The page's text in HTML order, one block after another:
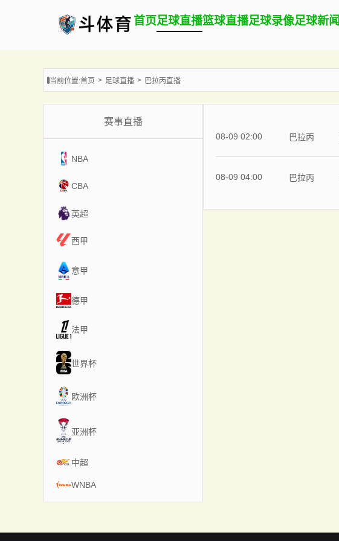
首页足球直播篮球直播足球录像足球新闻
当前位置:首页 足球直播 巴拉丙直播
赛事直播
NBA
CBA
英超
西甲
意甲
德甲
法甲
世界杯
欧洲杯
亚洲杯
中超
WNBA
08-09 02:00 巴拉丙
08-09 04:00 巴拉丙